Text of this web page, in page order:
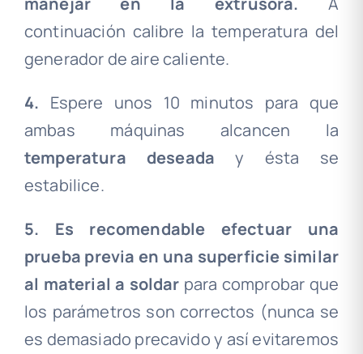
continuación calibre la temperatura del
generador de aire caliente.
4. Espere unos 10 minutos para que
ambas máquinas alcancen la
temperatura
deseada y ésta se
estabilice.
5. Es recomendable efectuar una
prueba previa en una superficie similar
al material a soldar para comprobar que
los parámetros son correctos (nunca se
es demasiado precavido y así evitaremos